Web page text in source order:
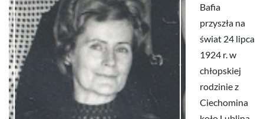
Bafia
przyszła na
świat 24 lipca
1924 r. w
chłopskiej
rodzinie z
Ciechomina